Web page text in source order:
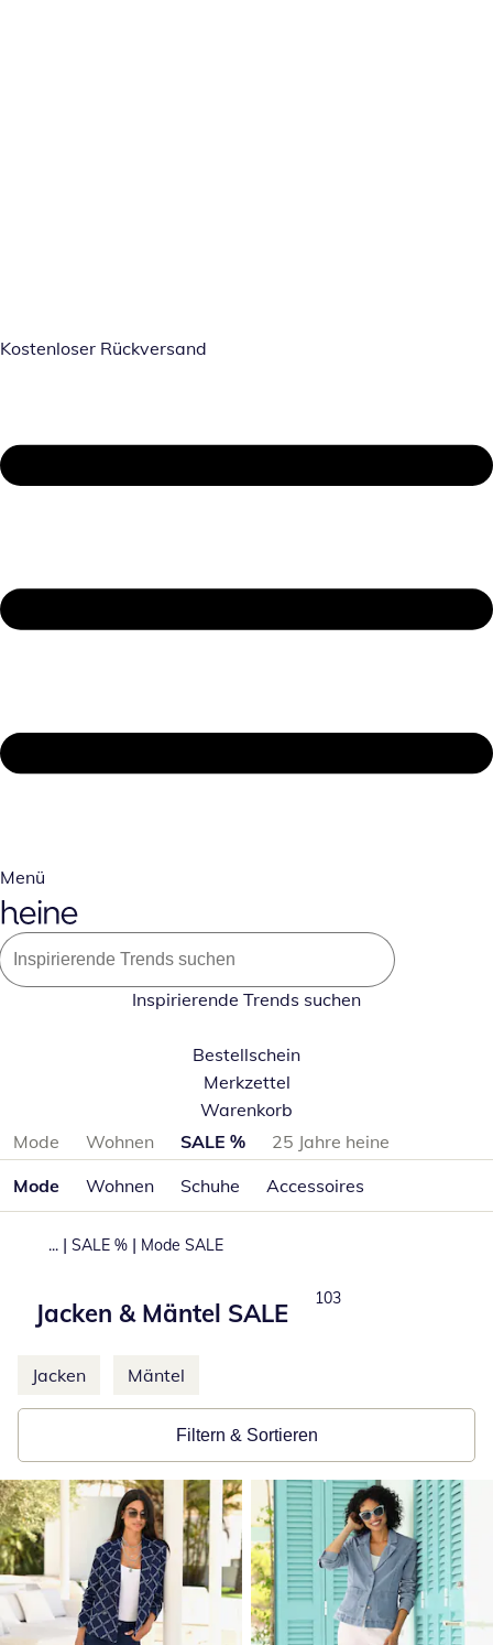
Kostenloser Rückversand
Menü
Inspirierende Trends suchen
Bestellschein
Merkzettel
Warenkorb
Produktkategorien überspringen
Mode Wohnen SALE %
25 Jahre heine
Mode
Wohnen Schuhe Accessoires
... | SALE % | Mode SALE
Jacken & Mäntel SALE
Total number of
103
Weitere Kategorien überspringen
Jacken Mäntel
Filtern & Sortieren